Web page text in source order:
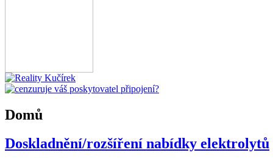
Domů
Doskladnění/rozšíření nabídky elektrolytů